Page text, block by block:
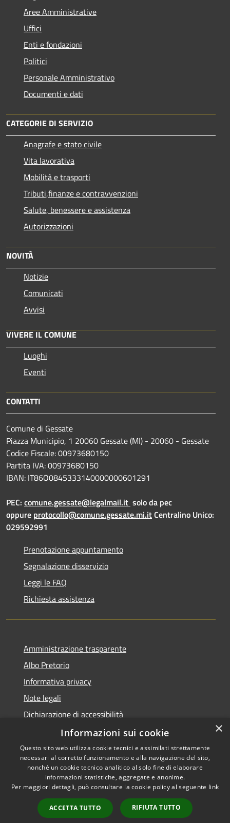
Aree Amministrative
Uffici
Enti e fondazioni
Politici
Personale Amministrativo
Documenti e dati
CATEGORIE DI SERVIZIO
Anagrafe e stato civile
Vita lavorativa
Mobilità e trasporti
Tributi,finanze e contravvenzioni
Salute, benessere e assistenza
Autorizzazioni
NOVITÀ
Notizie
Comunicati
Avvisi
VIVERE IL COMUNE
Luoghi
Eventi
CONTATTI
Comune di Gessate
Piazza Municipio, 1 20060 Gessate (MI) - 20060 - Gessate
Codice Fiscale: 00973680150
Partita IVA: 00973680150
IBAN: IT86O0845333140000000601291
PEC: comune.gessate@legalmail.it solo da pec
oppure protocollo@comune.gessate.mi.itCentralino Unico:
029592991
Prenotazione appuntamento
Segnalazione disservizio
Leggi le FAQ
Richiesta assistenza
Amministrazione trasparente
Albo Pretorio
Informativa privacy
Note legali
Dichiarazione di accessibilità
Dichiarazione di accessibilità dal 2025
RSS
Accessibilità
Copyright © 2026 • Comune di
Gessate • Powered by
Municipium•
Accesso
redazione
×
Informazioni sui cookie
Questo sito web utilizza cookie tecnici e assimilati strettamente
necessari al corretto funzionamento e alla navigazione del sito,
nonché un cookie tecnico analitico al solo fine di elaborare
informazioni statistiche, aggregate e anonime.
Per maggiori dettagli, può consultare la cookie policy al seguente link
ACCETTA TUTTO RIFIUTA TUTTO